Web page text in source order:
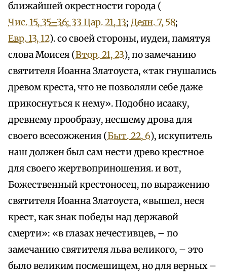
ближайшей окрестности города (
Чис. 15, 35–36; 33 Цар. 21, 13; Деян. 7, 58;
Евр. 13, 12). со своей стороны, иудеи, памятуя
слова Моисея (Втор. 21, 23), по замечанию
святителя Иоанна Златоуста, «так гнушались
древом креста, что не позволяли себе даже
прикоснуться к нему». Подобно исааку,
древнему прообразу, несшему дрова для
своего всесожжения (Быт. 22, 6), искупитель
наш должен был сам нести древо крестное
для своего жертвоприношения. и вот,
Божественный крестоносец, по выражению
святителя Иоанна Златоуста, «вышел, неся
крест, как знак победы над державой
смерти»: «в глазах нечестивцев, – по
замечанию святителя льва великого, – это
было великим посмешищем, но для верных –